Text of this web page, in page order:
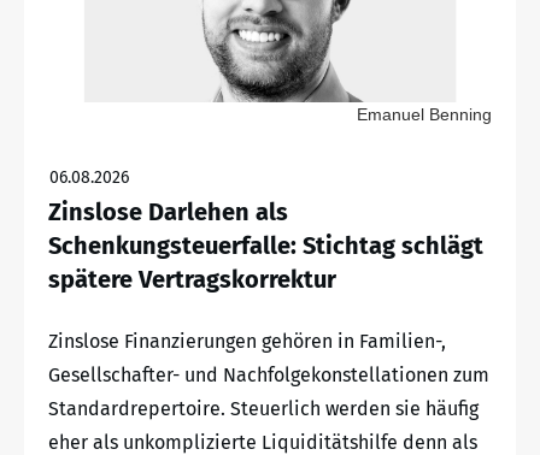
Emanuel Benning
06.08.2026
Zinslose Darlehen als
Schenkungsteuerfalle: Stichtag schlägt
spätere Vertragskorrektur
Zinslose Finanzierungen gehören in Familien-,
Gesellschafter- und Nachfolgekonstellationen zum
Standardrepertoire. Steuerlich werden sie häufig
eher als unkomplizierte Liquiditätshilfe denn als